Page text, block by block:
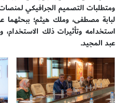
ومتطلبات التصميم الجرافيكي لمنصات
لبابة مصطفى، وملك هيثم؛ ببحثهما
استخدامه وتأثيرات ذلك
عبد المجيد.